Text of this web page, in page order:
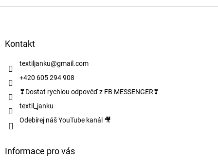
Kontakt
textiljanku@gmail.com
+420 605 294 908
❣Dostat rychlou odpověď z FB MESSENGER❣
textil_janku
Odebírej náš YouTube kanál 🎥
Informace pro vás